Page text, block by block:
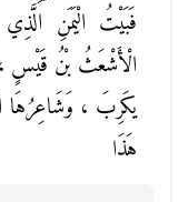
فَبَيْتُ الْيَمَنِ
الْأَشْعَثُ بْنُ قَيْسٍ ،
يكَرِبَ ، وَشَاعِرُهَا
هَذَا